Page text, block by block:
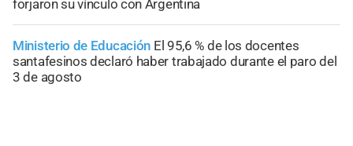
forjaron su vínculo con Argentina
Ministerio de Educación El 95,6 % de los docentes
santafesinos declaró haber trabajado durante el paro del
3 de agosto